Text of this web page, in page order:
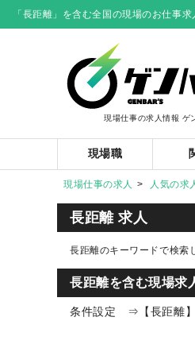
「長距離」を含む全国の現場のお仕事
現場仕事の求人情報 ゲ
現場職
現場仕事の求人 人気の求
長距離 求人
長距離のキーワードで検索
長距離を含む現場求
条件設定 ⇒【長距離】